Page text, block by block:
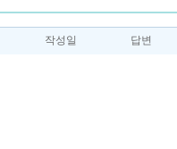
작성일 답변